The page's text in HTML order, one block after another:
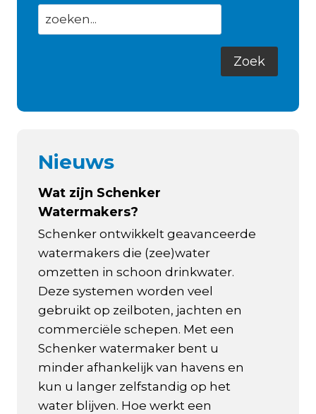
Nieuws
Wat zijn Schenker
Watermakers?
Schenker ontwikkelt geavanceerde
watermakers die (zee)water
omzetten in schoon drinkwater.
Deze systemen worden veel
gebruikt op zeilboten, jachten en
commerciële schepen. Met een
Schenker watermaker bent u
minder afhankelijk van havens en
kun u langer zelfstandig op het
water blijven. Hoe werkt een